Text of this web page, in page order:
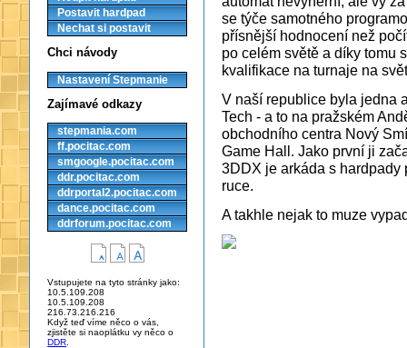
Postavit hardpad
Nechat si postavit
Chci návody
Nastavení Stepmanie
Zajímavé odkazy
stepmania.com
ff.pocitac.com
smgoogle.pocitac.com
ddr.pocitac.com
ddrportal2.pocitac.com
dance.pocitac.com
ddrforum.pocitac.com
Vstupujete na tyto stránky jako:
10.5.109.208
10.5.109.208
216.73.216.216
Když teď víme něco o vás,
zjistěte si naoplátku vy něco o
DDR
se týče samotného
přísnější hodnocení než
po celém světě a díky tomu
kvalifikace na turnaje na
V naší republice byla jedna
Tech - a to na pražském
obchodního centra Nový
Game Hall. Jako první ji
3DDX je arkáda s hardpady
ruce.
A takhle nejak to muze